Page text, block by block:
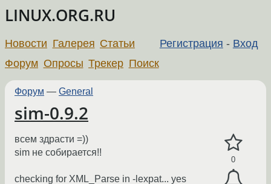
LINUX.ORG.RU
Регистрация - Вход
Новости Галерея Статьи
Форум Опросы Трекер Поиск
Форум — General
sim-0.9.2
0
всем здрасти =))
sim не собирается!!
checking for XML_Parse in -lexpat... yes